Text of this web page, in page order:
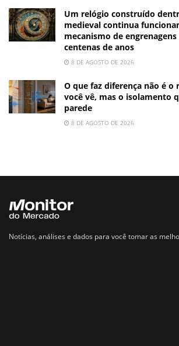
Um relógio construído
medieval continua
mecanismo de
centenas de anos
8 DE AGOSTO DE 2026
O que faz diferença não é
você vê, mas o isolamento
parede
8 DE AGOSTO DE 2026
Notícias, análises e dados para você tomar as